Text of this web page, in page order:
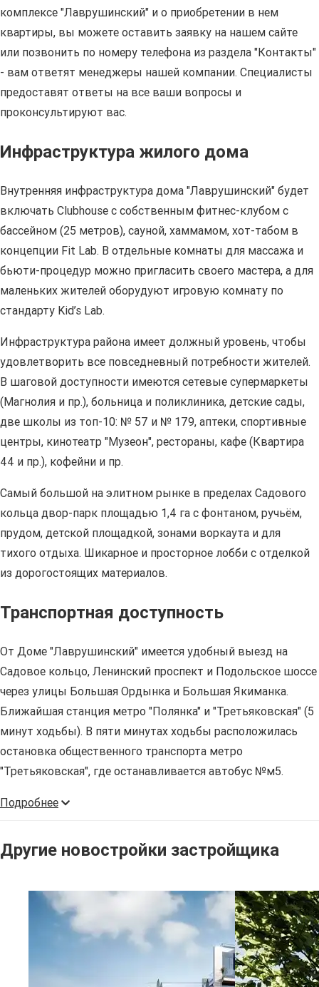
комплексе "Лаврушинский" и о приобретении в нем
квартиры, вы можете оставить заявку на нашем сайте
или позвонить по номеру телефона из раздела "Контакты"
- вам ответят менеджеры нашей компании. Специалисты
предоставят ответы на все ваши вопросы и
проконсультируют вас.
Инфраструктура жилого дома
Внутренняя инфраструктура дома "Лаврушинский" будет
включать Clubhouse с собственным фитнес-клубом с
бассейном (25 метров), сауной, хаммамом, хот-табом в
концепции Fit Lab. В отдельные комнаты для массажа и
бьюти-процедур можно пригласить своего мастера, а для
маленьких жителей оборудуют игровую комнату по
стандарту Kid’s Lab.
Инфраструктура района имеет должный уровень, чтобы
удовлетворить все повседневный потребности жителей.
В шаговой доступности имеются сетевые супермаркеты
(Магнолия и пр.), больница и поликлиника, детские сады,
две школы из топ-10: № 57 и № 179, аптеки, спортивные
центры, кинотеатр "Музеон", рестораны, кафе (Квартира
44 и пр.), кофейни и пр.
Самый большой на элитном рынке в пределах Садового
кольца двор-парк площадью 1,4 га с фонтаном, ручьём,
прудом, детской площадкой, зонами воркаута и для
тихого отдыха. Шикарное и просторное лобби с отделкой
из дорогостоящих материалов.
Транспортная доступность
От Доме "Лаврушинский" имеется удобный выезд на
Садовое кольцо, Ленинский проспект и Подольское шоссе
через улицы Большая Ордынка и Большая Якиманка.
Ближайшая станция метро "Полянка" и "Третьяковская" (5
минут ходьбы). В пяти минутах ходьбы расположилась
остановка общественного транспорта метро
"Третьяковская", где останавливается автобус №м5.
Подробнее
Другие новостройки застройщика